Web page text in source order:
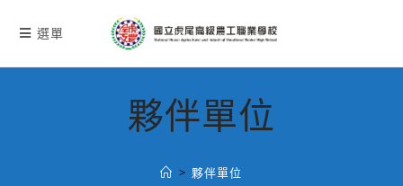
選單
夥伴單位
> 夥伴單位